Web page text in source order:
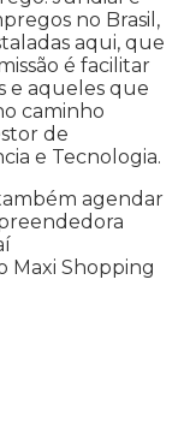
no Brasil,
aqui, que
é facilitar
e aqueles que
caminho
de
e Tecnologia.
agendar
Maxi Shopping